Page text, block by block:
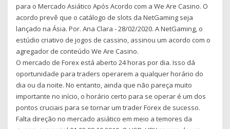
para o Mercado Asiático Após Acordo com a We Are Casino. O
acordo prevê que o catálogo de slots da NetGaming seja
lançado na Ásia. Por. Ana Clara - 28/02/2020. A NetGaming, o
estúdio criativo de jogos de cassino, assinou um acordo com o
agregador de conteúdo We Are Casino.
O mercado de Forex está aberto 24 horas por dia. Isso dá
oportunidade para traders operarem a qualquer horário do
dia ou da noite. No entanto, ainda que não pareça muito
importante no início, o horário certo para se operar é um dos
pontos cruciais para se tornar um trader Forex de sucesso.
Falta direção no mercado asiático em meio a temores da